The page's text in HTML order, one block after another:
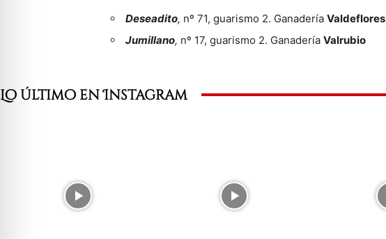
Deseadito, nº 71, guarismo 2. Ganadería Valdeflores
Jumillano, nº 17, guarismo 2. Ganadería Valrubio
Lo último en Instagram